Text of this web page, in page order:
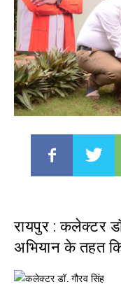
रायपुर : कलेक्टर
अभियान के तहत